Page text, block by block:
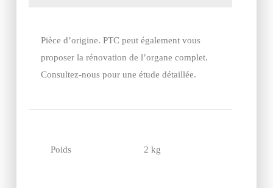
Pièce d’origine. PTC peut également vous
proposer la rénovation de l’organe complet.
Consultez-nous pour une étude détaillée.
Poids 2 kg